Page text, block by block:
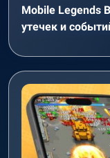
Mobile Legends
утечек и